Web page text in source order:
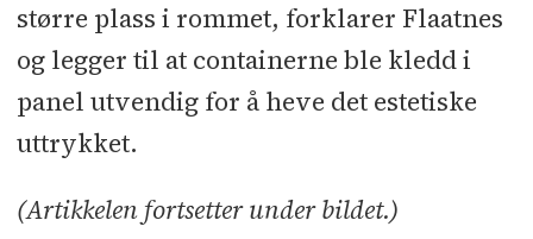
større plass i rommet, forklarer Flaatnes
og legger til at containerne ble kledd i
panel utvendig for å heve det estetiske
uttrykket.
(Artikkelen fortsetter under bildet.)